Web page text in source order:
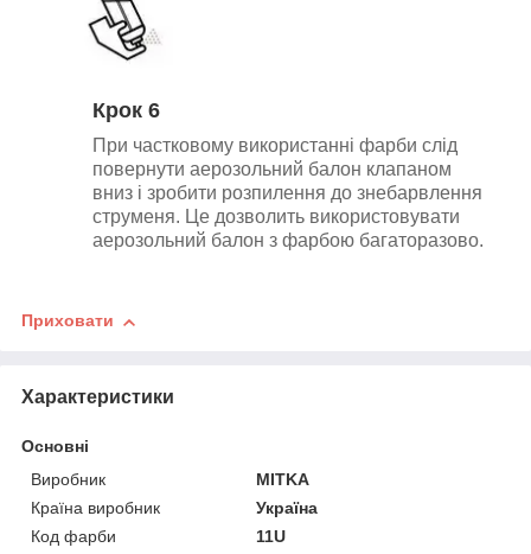
Крок 6
При частковому використанні фарби слід
повернути аерозольний балон клапаном
вниз і зробити розпилення до знебарвлення
струменя. Це дозволить використовувати
аерозольний балон з фарбою багаторазово.
Приховати
Характеристики
Основні
Виробник
MITKA
Країна виробник
Україна
Код фарби
11U